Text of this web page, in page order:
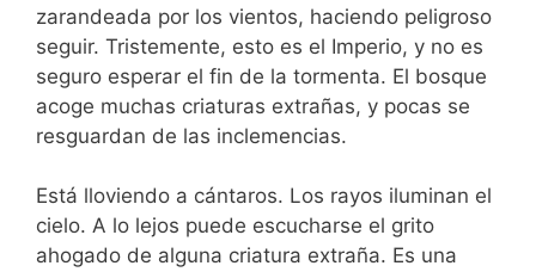
zarandeada por los vientos, haciendo peligroso
seguir. Tristemente, esto es el Imperio, y no es
seguro esperar el fin de la tormenta. El bosque
acoge muchas criaturas extrañas, y pocas se
resguardan de las inclemencias.
Está lloviendo a cántaros. Los rayos iluminan el
cielo. A lo lejos puede escucharse el grito
ahogado de alguna criatura extraña. Es una